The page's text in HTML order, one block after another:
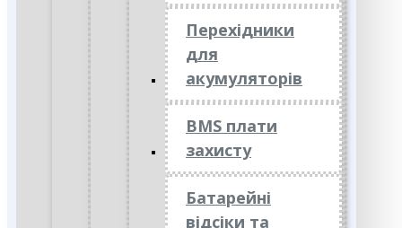
Перехідники
для
акумуляторів
BMS плати
захисту
Батарейні
відсіки та